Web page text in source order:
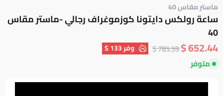
ماستر مقاس 40
ساعة رولكس دايتونا كوزموغراف رجالي -ماستر مقاس
40
652.44 $
785.59 $ وفر133 $
متوفر